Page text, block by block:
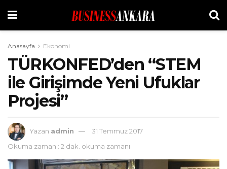
Anasayfa Ekonomi
TÜRKONFED’den “STEM
ile Girişimde Yeni Ufuklar
Projesi”
Yazan admin
31 Temmuz 2017
Okuma zamanı: 2 dak. okuma zamanı